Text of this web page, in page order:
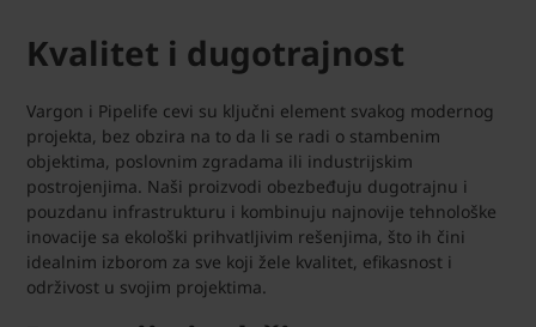
Kvalitet i dugotrajnost
Vargon i Pipelife cevi su ključni element svakog modernog
projekta, bez obzira na to da li se radi o stambenim
objektima, poslovnim zgradama ili industrijskim
postrojenjima. Naši proizvodi obezbeđuju dugotrajnu i
pouzdanu infrastrukturu i kombinuju najnovije tehnološke
inovacije sa ekološki prihvatljivim rešenjima, što ih čini
idealnim izborom za sve koji žele kvalitet, efikasnost i
održivost u svojim projektima.